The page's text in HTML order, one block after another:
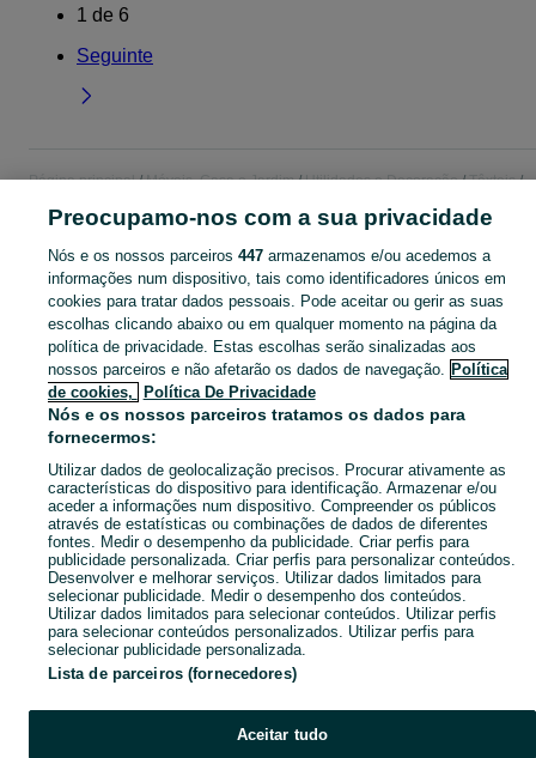
1 de 6
Seguinte
Página principal Móveis, Casa e Jardim Utilidades e Decoração
Têxteis
CATEGORIA
Navegue pelos últimos anúncios de Têxteis em Barcarena no OLX Portugal. Compre e venda produtos locais com facilidade e segurança. Mostrar
Mapa do site
Mapa das freguesias
Mapa de mini-sites
Pesquisas populares
Preocupamo-nos com a sua privacidade
Nós e os nossos parceiros 447armazenamos e/ou acedemos a
informações num dispositivo, tais como identificadores únicos em
cookies para tratar dados pessoais. Pode aceitar ou gerir as suas
escolhas clicando abaixo ou em qualquer momento na página da
política de privacidade. Estas escolhas serão sinalizadas aos
nossos parceiros e não afetarão os dados de navegação. Política
de cookies,
Política De Privacidade
Nós e os nossos parceiros tratamos os dados para
fornecermos:
Utilizar dados de geolocalização precisos. Procurar ativamente as
características do dispositivo para identificação. Armazenar e/ou
aceder a informações num dispositivo. Compreender os públicos
através de estatísticas ou combinações de dados de diferentes
fontes. Medir o desempenho da publicidade. Criar perfis para
publicidade personalizada. Criar perfis para personalizar conteúdos.
Desenvolver e melhorar serviços. Utilizar dados limitados para
selecionar publicidade. Medir o desempenho dos conteúdos.
Utilizar dados limitados para selecionar conteúdos. Utilizar perfis
para selecionar conteúdos personalizados. Utilizar perfis para
selecionar publicidade personalizada.
Lista de parceiros (fornecedores)
Aceitar tudo